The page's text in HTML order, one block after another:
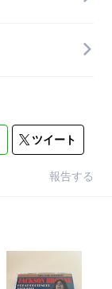
ツイート
報告する